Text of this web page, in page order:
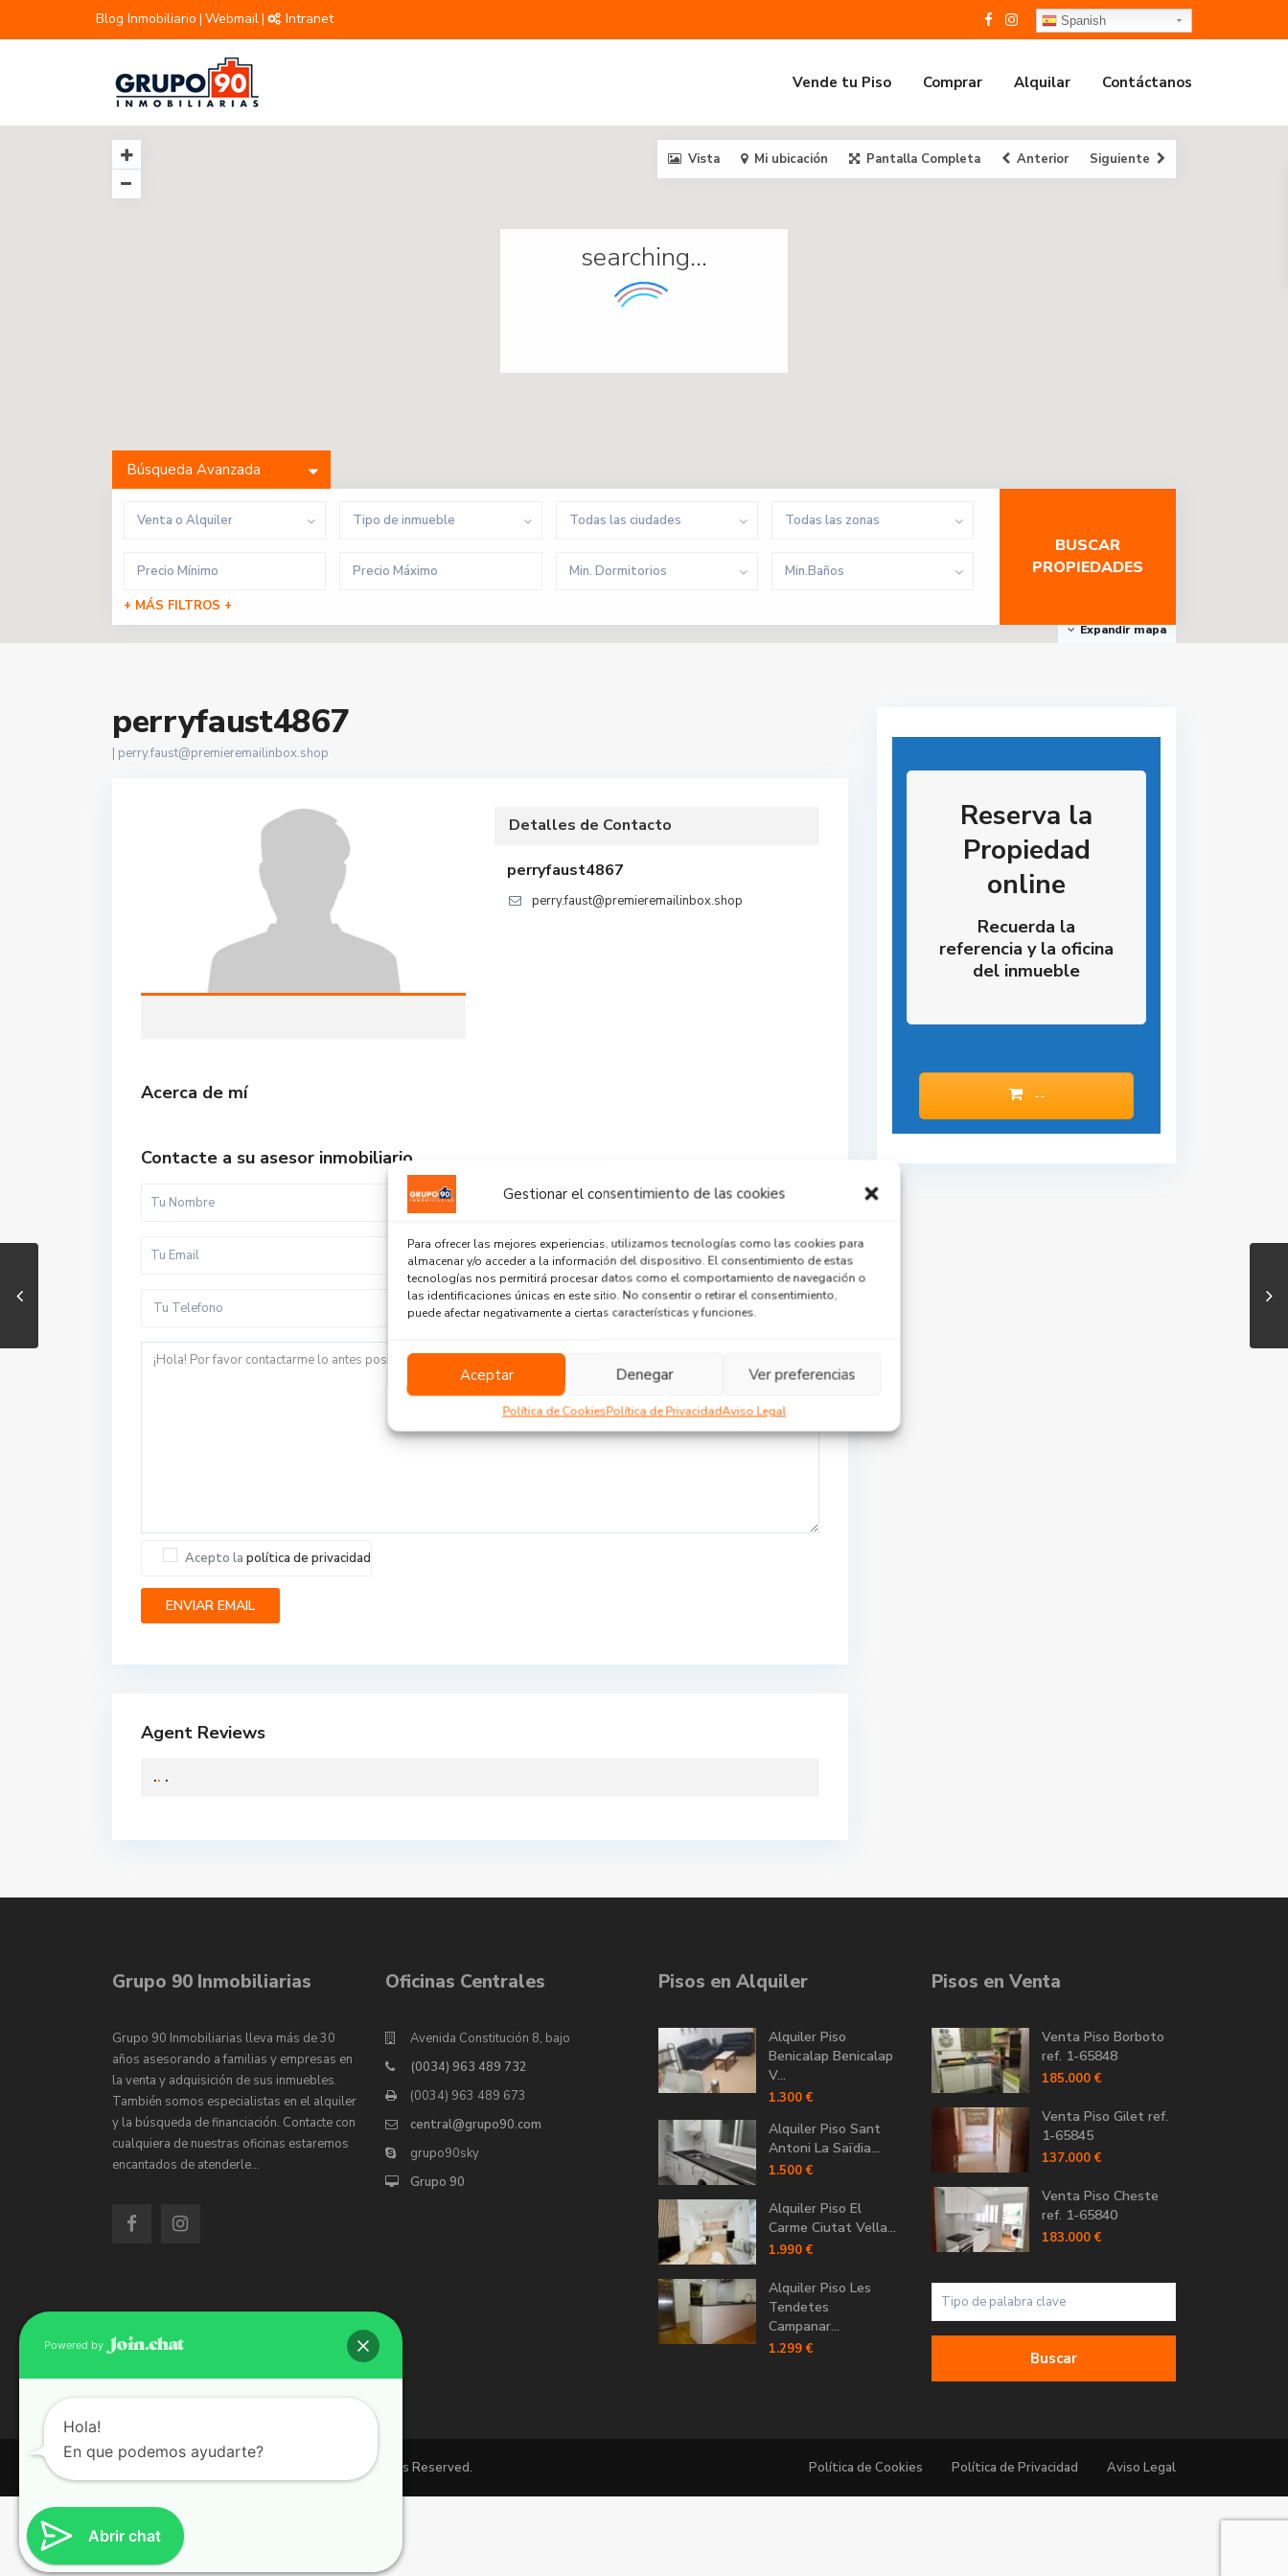
Gestionar el consentimiento de las cookies
Para ofrecer las mejores experiencias, utilizamos tecnologías como las cookies para
almacenar y/o acceder a la información del dispositivo. El consentimiento de estas
tecnologías nos permitirá procesar datos como el comportamiento de navegación o
las identificaciones únicas en este sitio. No consentir o retirar el consentimiento,
puede afectar negativamente a ciertas características y funciones.
Aceptar Denegar Ver preferencias
Política de CookiesPolítica de PrivacidadAviso Legal
Blog Inmobiliario | Webmail| Intranet Spanish
Vende tu Piso Comprar Alquilar Contáctanos
searching...
Expandir mapa
Vista Mi ubicación Pantalla Completa Anterior Siguiente
Búsqueda Avanzada
Venta o Alquiler Tipo de inmueble Todas las ciudades Todas las zonas
Min. Dormitorios
Min.Baños
+ MÁS FILTROS +
perryfaust4867
| perry.faust@premieremailinbox.shop
Detalles de Contacto
perryfaust4867
perry.faust@premieremailinbox.shop
Acerca de mí
Contacte a su asesor inmobiliario
Acepto la política de privacidad
Agent Reviews
.. .
Reserva la
Propiedad
online
Recuerda la
referencia y la oficina
del inmueble
--
Grupo 90 Inmobiliarias
Grupo 90 Inmobiliarias lleva más de 30
años asesorando a familias y empresas en
la venta y adquisición de sus inmuebles.
También somos especialistas en el alquiler
y la búsqueda de financiación. Contacte con
cualquiera de nuestras oficinas estaremos
encantados de atenderle…
Oficinas Centrales
Avenida Constitución 8, bajo
(0034) 963 489 732
(0034) 963 489 673
central@grupo90.com
grupo90sky
Grupo 90
Pisos en Alquiler
Alquiler Piso
Benicalap Benicalap
V...
1.300 €
Alquiler Piso Sant
Antoni La Saïdia...
1.500 €
Alquiler Piso El
Carme Ciutat Vella...
1.990 €
Alquiler Piso Les
Tendetes
Campanar...
1.299 €
Pisos en Venta
Venta Piso Borboto
ref. 1-65848
185.000 €
Venta Piso Gilet ref.
1-65845
137.000 €
Venta Piso Cheste
ref. 1-65840
183.000 €
Buscar
Copyright 2026 | Grupo 90 inmobiliarias. All Rights Reserved. Política de Cookies Política de Privacidad Aviso Legal
Abrir chat
Powered by
Hola!
En que podemos ayudarte?